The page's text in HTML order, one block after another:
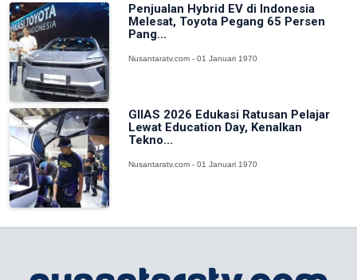
Penjualan Hybrid EV di Indonesia
Melesat, Toyota Pegang 65 Persen
Pang...
Nusantaratv.com - 01 Januari 1970
GIIAS 2026 Edukasi Ratusan Pelajar
Lewat Education Day, Kenalkan
Tekno...
Nusantaratv.com - 01 Januari 1970